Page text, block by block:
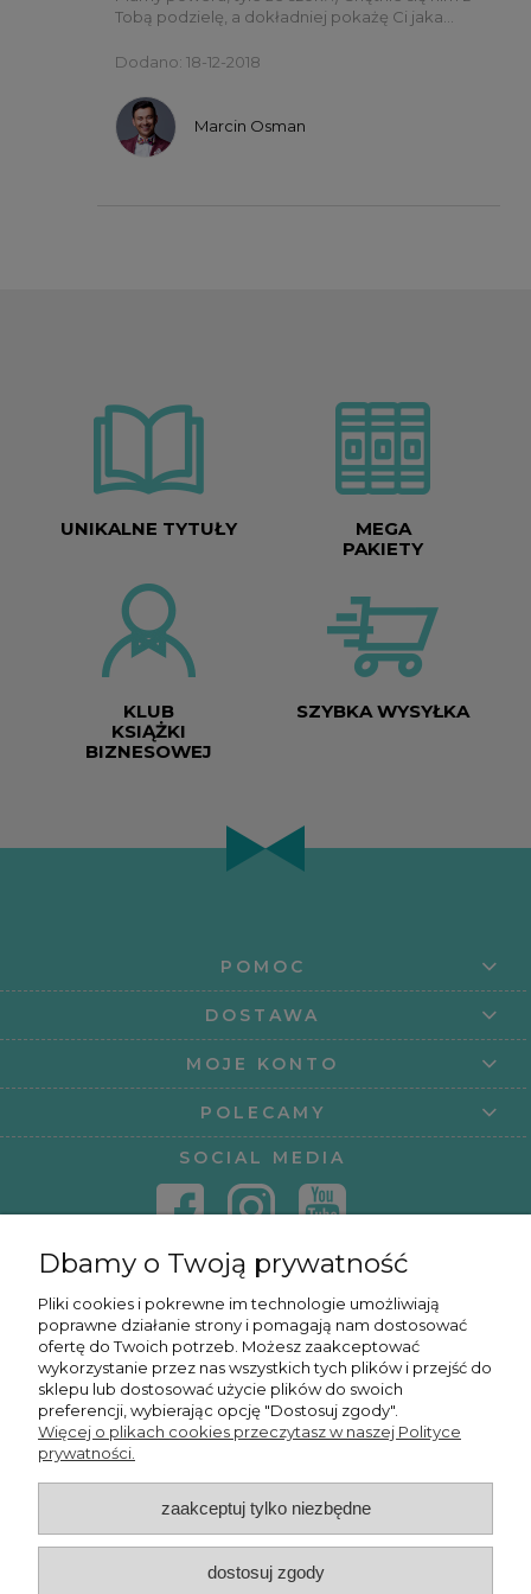
Dodano: 18-12-2018
Tobą podzielę, a dokładniej pokażę Ci jaka...
Marcin Osman
UNIKALNE TYTUŁY
MEGA
PAKIETY
KLUB
KSIĄŻKI
BIZNESOWEJ
SZYBKA WYSYŁKA
POMOC
DOSTAWA
MOJE KONTO
POLECAMY
SOCIAL MEDIA
KURSY ONLINE
OSMPOWER SP. Z O.O.
POKAŻ PEŁNĄ WERSJĘ STRONY
Dbamy o Twoją prywatność
Pliki cookies i pokrewne im technologie umożliwiają
poprawne działanie strony i pomagają nam dostosować
ofertę do Twoich potrzeb. Możesz zaakceptować
wykorzystanie przez nas wszystkich tych plików i przejść do
sklepu lub dostosować użycie plików do swoich
preferencji, wybierając opcję "Dostosuj zgody".
Więcej o plikach cookies przeczytasz w naszej Polityce
prywatności.
zaakceptuj tylko niezbędne
dostosuj zgody